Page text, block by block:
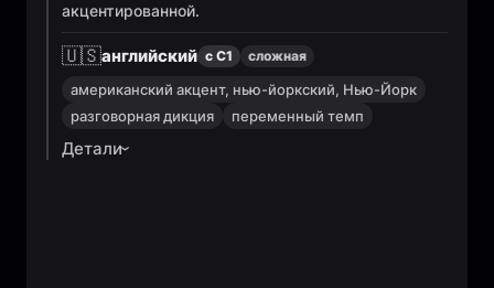
акцентированной.
🇺🇸английский с C1 сложная
американский акцент, нью-йоркский, Нью-Йорк
разговорная дикция
переменный темп
Детали